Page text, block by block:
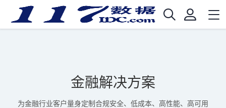
金融解决方案
为金融行业客户量身定制合规安全、低成本、高性能、高可用